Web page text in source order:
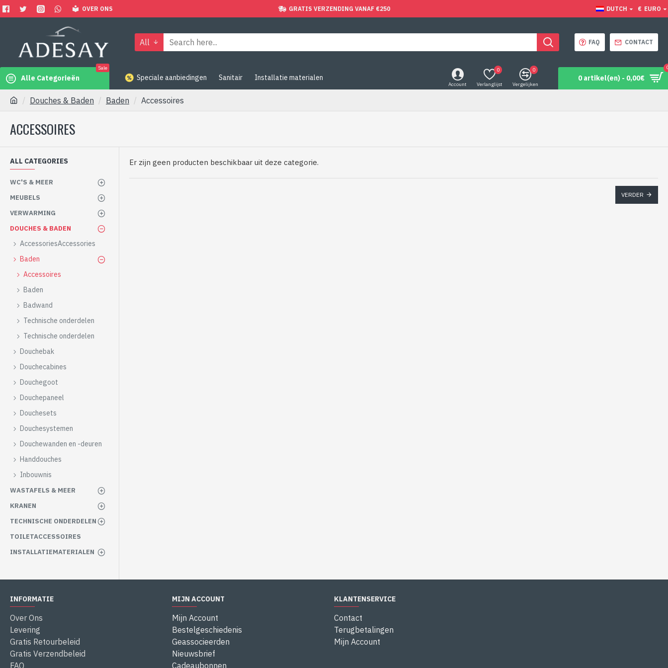
OVER ONS GRATIS VERZENDING VANAF €250 DUTCH € EURO
All FAQ CONTACT
Alle Categorieën
Sale
Speciale aanbiedingen Sanitair Installatie materialen
Account Verlanglijst
0
Vergelijken
0
0 artikel(en) - 0,00€
Douches & Baden Baden Accessoires
ACCESSOIRES
ALL CATEGORIES
WC'S & MEER
MEUBELS
VERWARMING
DOUCHES & BADEN
AccessoriesAccessories
Baden
Accessoires
Baden
Badwand
Technische onderdelen
Technische onderdelen
Douchebak
Douchecabines
Douchegoot
Douchepaneel
Douchesets
Douchesystemen
Douchewanden en -deuren
Handdouches
Inbouwnis
WASTAFELS & MEER
KRANEN
TECHNISCHE ONDERDELEN
TOILETACCESSOIRES
INSTALLATIEMATERIALEN
Er zijn geen producten beschikbaar uit deze categorie.
VERDER
INFORMATIE
Over Ons
Levering
Gratis Retourbeleid
Gratis Verzendbeleid
FAQ
MIJN ACCOUNT
Mijn Account
Bestelgeschiedenis
Geassocieerden
Nieuwsbrief
Cadeaubonnen
KLANTENSERVICE
Contact
Terugbetalingen
Mijn Account